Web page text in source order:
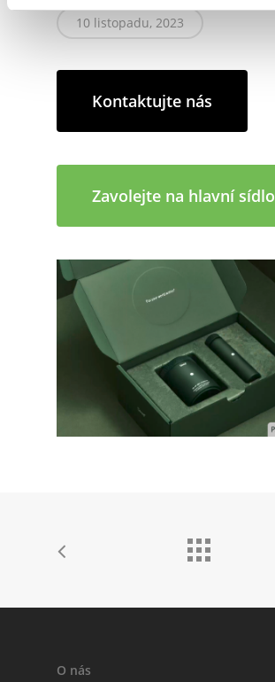
10 listopadu, 2023
Kontaktujte nás
Zavolejte na hlavní sídlo
O nás